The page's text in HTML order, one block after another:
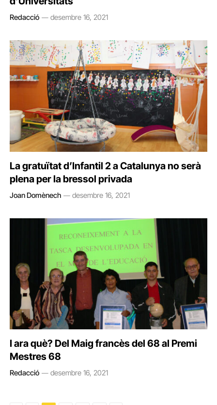
Redacció desembre 16, 2021
La gratuïtat d’Infantil 2 a Catalunya no serà
plena per la bressol privada
Joan Domènech desembre 16, 2021
I ara què? Del Maig francès del 68 al Premi
Mestres 68
Redacció desembre 16, 2021